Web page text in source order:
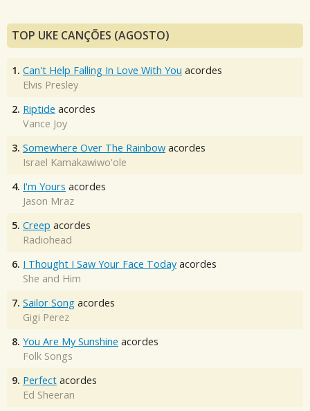
TOP UKE CANÇÕES (AGOSTO)
1. Can't Help Falling In Love With You acordes
Elvis Presley
2. Riptide acordes
Vance Joy
3. Somewhere Over The Rainbow acordes
Israel Kamakawiwo'ole
4. I'm Yours acordes
Jason Mraz
5. Creep acordes
Radiohead
6. I Thought I Saw Your Face Today acordes
She and Him
7. Sailor Song acordes
Gigi Perez
8. You Are My Sunshine acordes
Folk Songs
9. Perfect acordes
Ed Sheeran